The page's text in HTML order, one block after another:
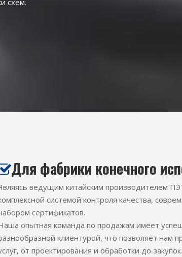
схем.
Для фабрики конечного
ведущим китайским производителем
системой контроля качества,
сертификатов.
опытная команда по продажам имеет
клиентурой, что позволяет нам
от проектирования и обработки до